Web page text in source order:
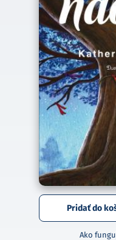
Pridať do
Ako